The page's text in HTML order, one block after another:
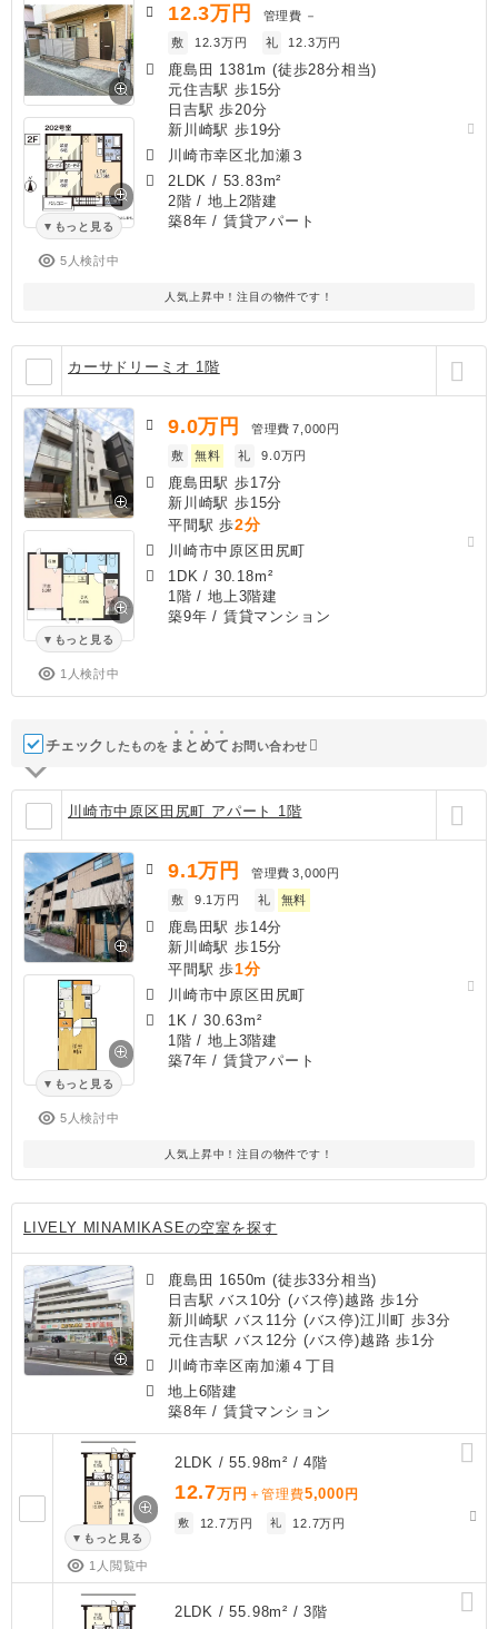
もっと見る
5人検討中
12.3万円 管理費 －
敷
12.3万円 礼 12.3万円
鹿島田 1381m (徒歩28分相当)
元住吉駅 歩15分
日吉駅 歩20分
新川崎駅 歩19分
川崎市幸区北加瀬３
2LDK / 53.83m²
2階 / 地上2階建
築8年 / 賃貸アパート
人気上昇中！注目の物件です！
カーサドリーミオ 1階
もっと見る
1人検討中
9.0万円 管理費 7,000円
敷
無料 礼 9.0万円
鹿島田駅 歩17分
新川崎駅 歩15分
平間駅 歩2分
川崎市中原区田尻町
1DK / 30.18m²
1階 / 地上3階建
築9年 / 賃貸マンション
チェック したものを ま と めて お問い合わせ
川崎市中原区田尻町 アパート 1階
もっと見る
5人検討中
9.1万円 管理費 3,000円
敷
9.1万円 礼 無料
鹿島田駅 歩14分
新川崎駅 歩15分
平間駅 歩1分
川崎市中原区田尻町
1K /30.63m²
1階 / 地上3階建
築7年 / 賃貸アパート
人気上昇中！注目の物件です！
LIVELY MINAMIKASEの空室を探す
鹿島田 1650m (徒歩33分相当)
日吉駅 バス10分 (バス停)越路 歩1分
新川崎駅 バス11分 (バス停)江川町 歩3分
元住吉駅 バス12分 (バス停)越路 歩1分
川崎市幸区南加瀬４丁目
地上6階建
築8年 / 賃貸マンション
もっと見る
1人閲覧中
2LDK / 55.98m² / 4階
12.7万円 ＋管理費5,000 円
敷 12.7万円 礼 12.7万円
2LDK / 55.98m² / 3階